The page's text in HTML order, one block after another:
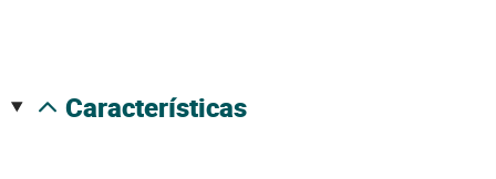
características